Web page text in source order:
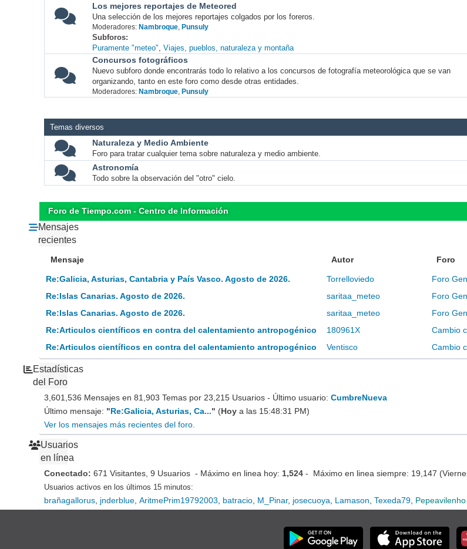
Los mejores reportajes de Meteored
Una selección de los mejores reportajes colgados por los foreros.
Moderadores: Nambroque, Punsuly
Subforos
Puramente "meteo" Viajes, pueblos, naturaleza y montaña
Concursos fotográficos
Nuevo subforo donde encontrarás todo lo relativo a los concursos de fotografía meteorológica que se van
organizando, tanto en este foro como desde otras entidades.
Moderadores: Nambroque, Punsuly
Temas diversos
Naturaleza y Medio Ambiente
Foro para tratar cualquier tema sobre naturaleza y medio ambiente.
Astronomía
Todo sobre la observación del "otro" cielo.
Foro de Tiempo.com - Centro de Información
Mensajes
recientes
Mensaje Autor Foro
Re:Galicia, Asturias, Cantabria y País Vasco. Agosto de 2026. Torrelloviedo Foro
Re:Islas Canarias. Agosto de 2026.
saritaa_meteo Foro
Re:Islas Canarias. Agosto de 2026.
saritaa_meteo Foro
Re:Articulos científicos en contra del calentamiento antropogénico
180961X Cambio
Re:Articulos científicos en contra del calentamiento antropogénico
Ventisco Cambio
Estadísticas
del Foro
3,601,536 Mensajes en 81,903 Temas por 23,215 Usuarios - Último usuario:CumbreNueva
Último mensaje: "Re:Galicia, Asturias, Ca..." (Hoy a las 15:48:31 PM)
Ver los mensajes más recientes del foro.
Usuarios
en línea
Conectado:671 Visitantes, 9 Usuarios - Máximo en linea hoy: 1,524 - Máximo en linea siempre: 19,147
Usuarios activos en los últimos 15 minutos:
brañagallorus jnderblue ,AritmePrim19792003 batracio M_Pinar, josecuoya Lamason ,Texeda79 Pepeavilenho